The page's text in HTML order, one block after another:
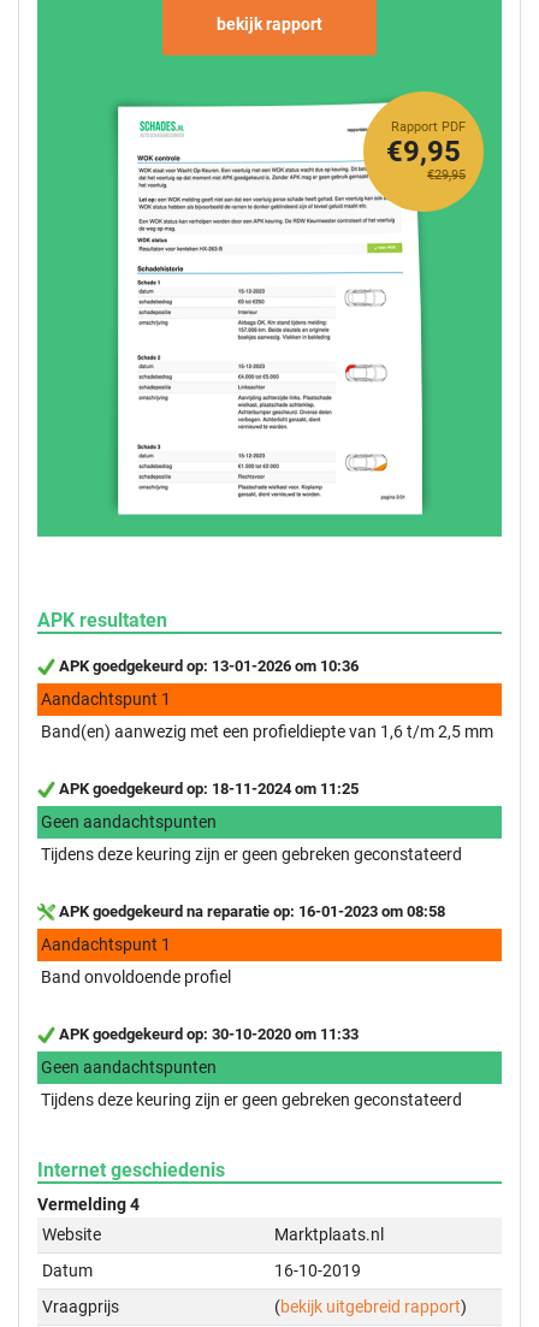
bekijk rapport
Rapport PDF
€29,95
€9,95
APK resultaten
APK goedgekeurd op: 13-01-2026 om 10:36
Aandachtspunt 1
Band(en) aanwezig met een profieldiepte van 1,6 t/m 2,5 mm
APK goedgekeurd op: 18-11-2024 om 11:25
Geen aandachtspunten
Tijdens deze keuring zijn er geen gebreken geconstateerd
APK goedgekeurd na reparatie op: 16-01-2023 om 08:58
Aandachtspunt 1
Band onvoldoende profiel
APK goedgekeurd op: 30-10-2020 om 11:33
Geen aandachtspunten
Tijdens deze keuring zijn er geen gebreken geconstateerd
Internet geschiedenis
Vermelding 4
Website
Marktplaats.nl
Datum
16-10-2019
Vraagprijs
(bekijk uitgebreid rapport)